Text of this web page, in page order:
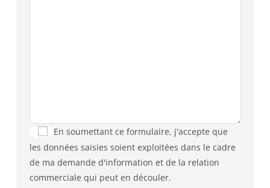
En soumettant ce formulaire, j'accepte que
les données saisies soient exploitées dans le cadre
de ma demande d'information et de la relation
commerciale qui peut en découler.